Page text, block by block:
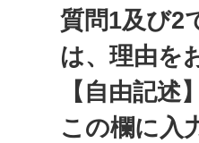
質問1及び2
は、理由を
【自由記述】
この欄に入